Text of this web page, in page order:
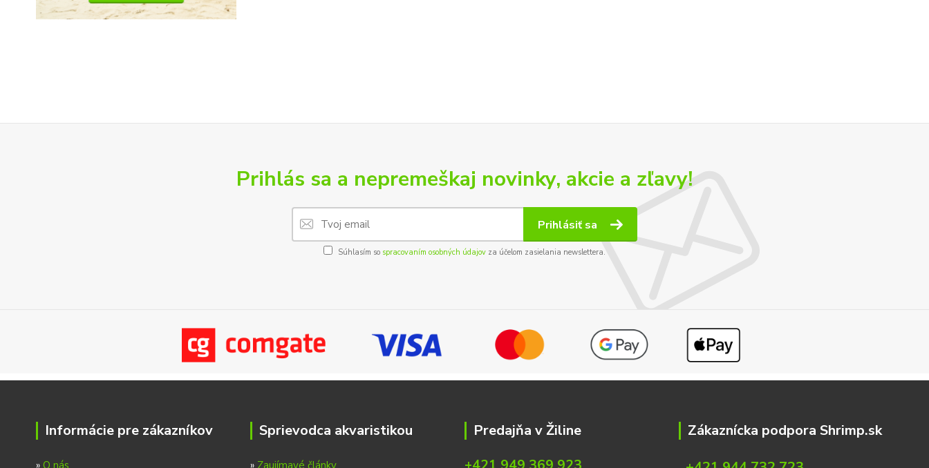
Prihlás sa a nepremeškaj novinky, akcie a zľavy!
Prihlásiť sa
Súhlasím so spracovaním osobných údajov za účelom zasielania newslettera.
Informácie pre zákazníkov
» O nás
Sprievodca akvaristikou
» Zaujímavé články
Predajňa v Žiline
Zákaznícka podpora Shrimp.sk